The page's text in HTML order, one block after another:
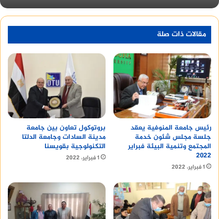
؛ لتخريج جيل من رواد الأعمال قادر على مسايرة
التطورات التكنولوجية والتقنية وتشجيعه علي التوجه
نحو العالمية والمنافسة والتميز ،وصقل شخصية
للمستقبل.
مقالات ذات صلة
رئيس جامعة المنوفية يعقد
جلسة مجلس شئون خدمة
المجتمع وتنمية البيئة فبراير
٢٠٢٢
1 فبراير، 2022
بروتوكول تعاون بين جامعة
مدينة السادات وجامعة الدلتا
التكنولوجية بقويسنا
1 فبراير، 2022